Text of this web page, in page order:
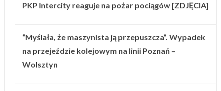
PKP Intercity reaguje na pożar pociągów [ZDJĘCIA]
“Myślała, że maszynista ją przepuszcza”. Wypadek
na przejeździe kolejowym na linii Poznań –
Wolsztyn